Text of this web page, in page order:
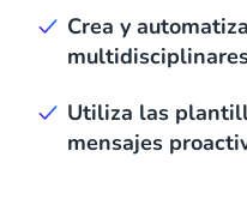
Crea y
Utiliza las
mensajes